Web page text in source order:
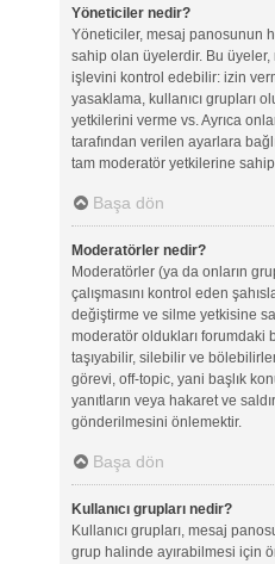
Yöneticiler nedir?
Yöneticiler, mesaj panosunun
sahip olan üyelerdir. Bu
işlevini kontrol edebilir: izin
yasaklama, kullanıcı grupları
yetkilerini verme vs. Ayrıca
tarafından verilen ayarlara
tam moderatör yetkilerine
Başa dön
Moderatörler nedir?
Moderatörler (ya da onların
çalışmasını kontrol eden
değiştirme ve silme yetkisine
moderatör oldukları forumdaki
taşıyabilir, silebilir ve
görevi, off-topic, yani başlık
yanıtların veya hakaret ve
gönderilmesini önlemektir.
Başa dön
Kullanıcı grupları nedir?
Kullanıcı grupları, mesaj
grup halinde ayırabilmesi için